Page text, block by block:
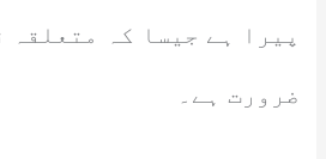
پیرا ہے جیسا کہ متعلقہ
ضرورت ہے۔